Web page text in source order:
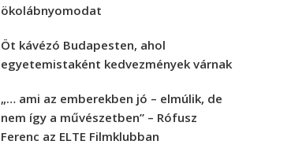
ökolábnyomodat
Öt kávézó Budapesten, ahol
egyetemistaként kedvezmények várnak
„… ami az emberekben jó – elmúlik, de
nem így a művészetben” – Rófusz
Ferenc az ELTE Filmklubban